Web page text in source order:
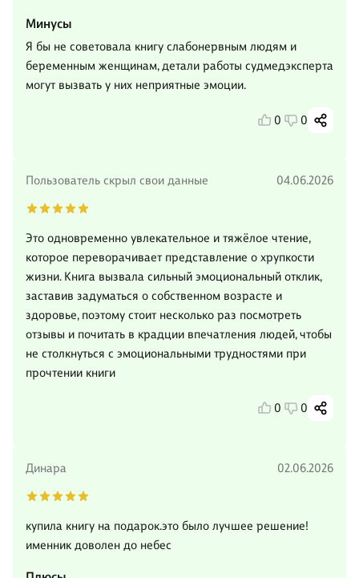
Минусы
Я бы не советовала книгу слабонервным людям и
беременным женщинам, детали работы судмедэксперта
могут вызвать у них неприятные эмоции.
0 0
Пользователь скрыл свои данные 04.06.2026
Это одновременно увлекательное и тяжёлое чтение,
которое переворачивает представление о хрупкости
жизни. Книга вызвала сильный эмоциональный отклик,
заставив задуматься о собственном возрасте и
здоровье, поэтому стоит несколько раз посмотреть
отзывы и почитать в крадции впечатления людей, чтобы
не столкнуться с эмоциональными трудностями при
прочтении книги
0 0
Динара 02.06.2026
купила книгу на подарок.это было лучшее решение!
именник доволен до небес